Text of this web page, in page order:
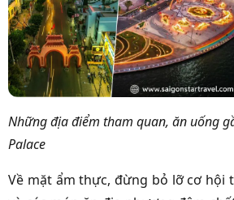
Những địa điểm tham quan, ăn uống
Palace
Về mặt ẩm thực, đừng bỏ lỡ cơ hội